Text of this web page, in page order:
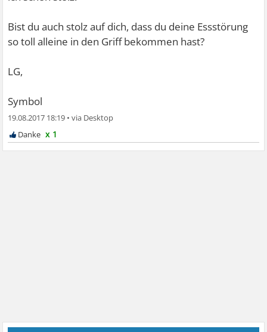
Bist du auch stolz auf dich, dass du deine Essstörung
so toll alleine in den Griff bekommen hast?
LG,
Symbol
19.08.2017 18:19 •
x 1